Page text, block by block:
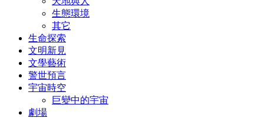
生態環境
其它
生命探索
文明新見
文學藝術
警世預言
宇宙時空
巨變中的宇宙
劇場